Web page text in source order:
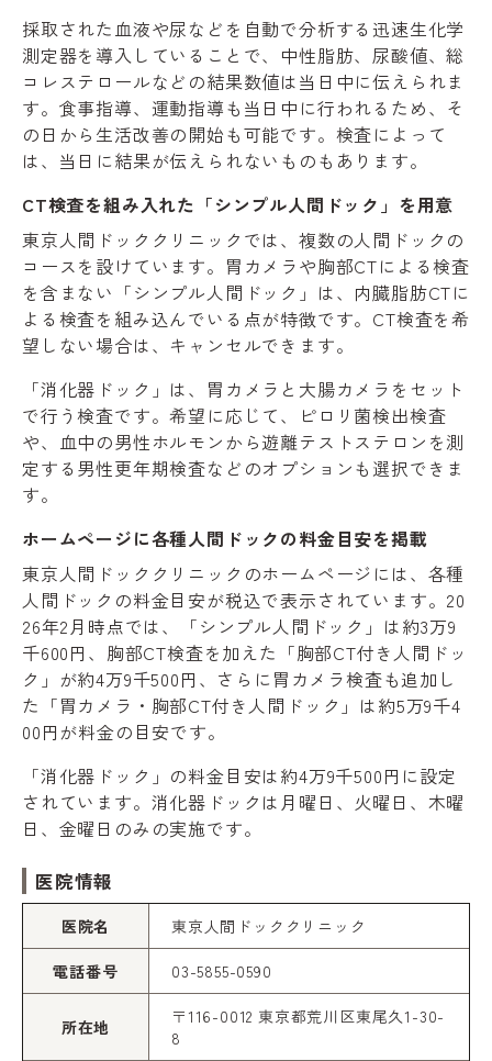
採取された血液や尿などを自動で分析する迅速生化学
測定器を導入していることで、中性脂肪、尿酸値、総
コレステロールなどの結果数値は当日中に伝えられま
す。食事指導、運動指導も当日中に行われるため、そ
の日から生活改善の開始も可能です。検査によって
は、当日に結果が伝えられないものもあります。
CT検査を組み入れた「シンプル人間ドック」を用意
東京人間ドッククリニックでは、複数の人間ドックの
コースを設けています。胃カメラや胸部CTによる検査
を含まない「シンプル人間ドック」は、内臓脂肪CTに
よる検査を組み込んでいる点が特徴です。CT検査を希
望しない場合は、キャンセルできます。
「消化器ドック」は、胃カメラと大腸カメラをセット
で行う検査です。希望に応じて、ピロリ菌検出検査
や、血中の男性ホルモンから遊離テストステロンを測
定する男性更年期検査などのオプションも選択できま
す。
ホームページに各種人間ドックの料金目安を掲載
東京人間ドッククリニックのホームページには、各種
人間ドックの料金目安が税込で表示されています。20
26年2月時点では、「シンプル人間ドック」は約3万9
千600円、胸部CT検査を加えた「胸部CT付き人間ドッ
ク」が約4万9千500円、さらに胃カメラ検査も追加し
た「胃カメラ・胸部CT付き人間ドック」は約5万9千4
00円が料金の目安です。
「消化器ドック」の料金目安は約4万9千500円に設定
されています。消化器ドックは月曜日、火曜日、木曜
日、金曜日のみの実施です。
医院情報
医院名 東京人間ドッククリニック
電話番号 03-5855-0590
所在地
〒116-0012 東京都荒川区東尾久1-30-
8